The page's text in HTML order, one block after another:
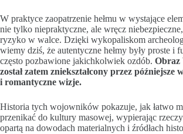
W praktyce zaopatrzenie hełmu w wystające
nie tylko niepraktyczne, ale wręcz
ryzyko w walce. Dzięki wykopaliskom
wiemy dziś, że autentyczne hełmy były proste i
często pozbawione jakichkolwiek ozdób. Obraz
został zatem zniekształcony przez późniejsze
i romantyczne wizje.
Historia tych wojowników pokazuje, jak łatwo
przenikać do kultury masowej, wypierając
opartą na dowodach materialnych i źródłach